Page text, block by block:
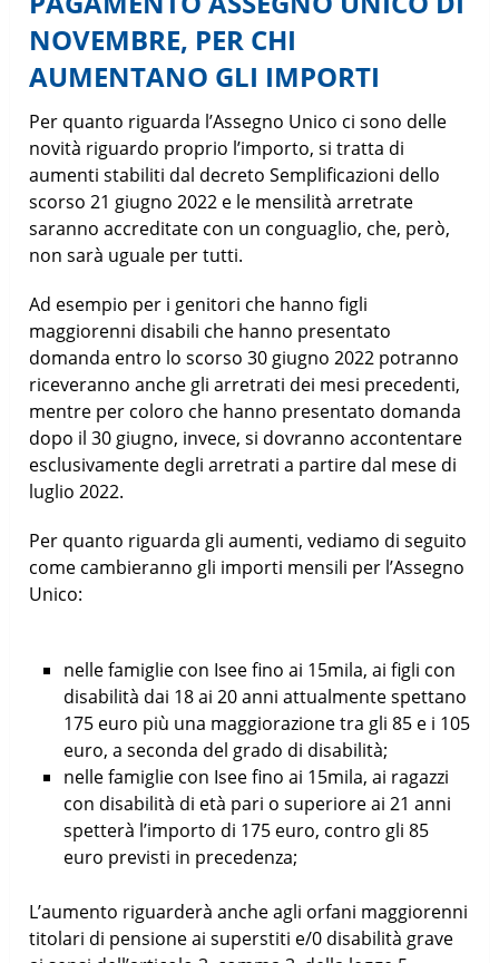
NOVEMBRE, PER CHI
AUMENTANO GLI IMPORTI
Per quanto riguarda l’Assegno Unico ci sono delle
novità riguardo proprio l’importo, si tratta di
aumenti stabiliti dal decreto Semplificazioni dello
scorso 21 giugno 2022 e le mensilità arretrate
saranno accreditate con un conguaglio, che, però,
non sarà uguale per tutti.
Ad esempio per i genitori che hanno figli
maggiorenni disabili che hanno presentato
domanda entro lo scorso 30 giugno 2022 potranno
riceveranno anche gli arretrati dei mesi precedenti,
mentre per coloro che hanno presentato domanda
dopo il 30 giugno, invece, si dovranno accontentare
esclusivamente degli arretrati a partire dal mese di
luglio 2022.
Per quanto riguarda gli aumenti, vediamo di seguito
come cambieranno gli importi mensili per l’Assegno
Unico:
nelle famiglie con Isee fino ai 15mila, ai figli con
disabilità dai 18 ai 20 anni attualmente spettano
175 euro più una maggiorazione tra gli 85 e i 105
euro, a seconda del grado di disabilità;
nelle famiglie con Isee fino ai 15mila, ai ragazzi
con disabilità di età pari o superiore ai 21 anni
spetterà l’importo di 175 euro, contro gli 85
euro previsti in precedenza;
L’aumento riguarderà anche agli orfani maggiorenni
titolari di pensione ai superstiti e/0 disabilità grave